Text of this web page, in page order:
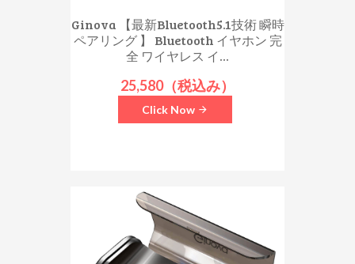
Ginova 【最新Bluetooth5.1技術 瞬時
ペアリング 】 Bluetooth イヤホン 完
全 ワイヤレス イ...
25,580（税込み）
Click Now